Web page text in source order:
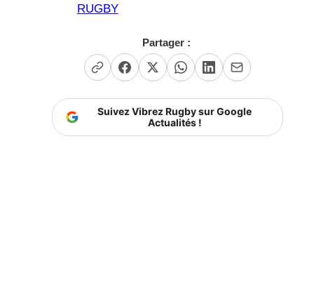
RUGBY
Partager :
Suivez Vibrez Rugby sur Google
Actualités !